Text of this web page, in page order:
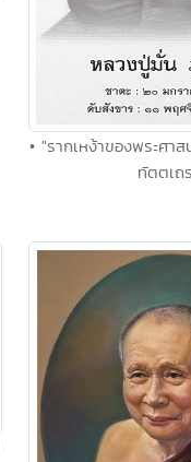
• "รากเหง้าของพระศา
ทัตตเถ